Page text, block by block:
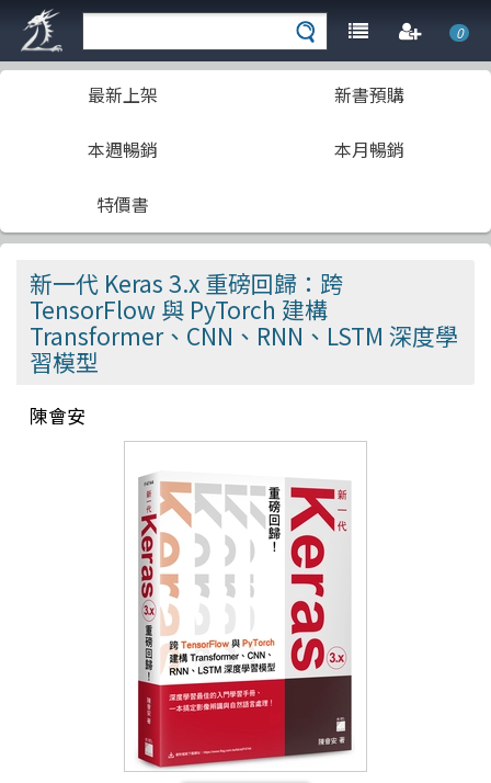
0
最新上架 新書預購
本週暢銷 本月暢銷
特價書
新一代 Keras 3.x 重磅回歸：跨
TensorFlow 與 PyTorch 建構
Transformer、CNN、RNN、LSTM 深度學
習模型
陳會安